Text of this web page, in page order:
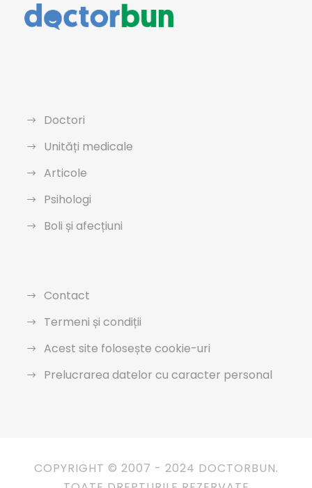
Doctori
Unități medicale
Articole
Psihologi
Boli și afecțiuni
Contact
Termeni și condiții
Acest site folosește cookie-uri
Prelucrarea datelor cu caracter personal
COPYRIGHT © 2007 - 2024 DOCTORBUN.